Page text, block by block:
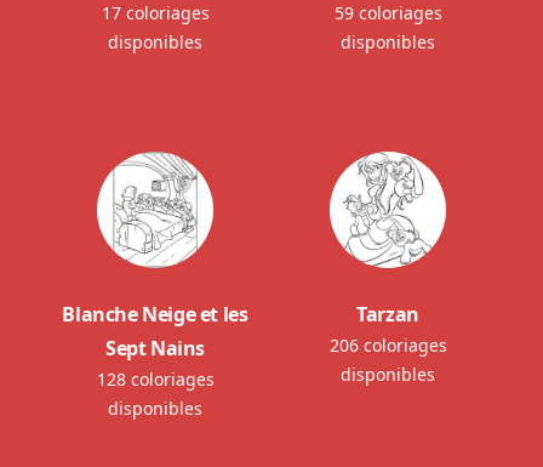
17 coloriages
disponibles
59 coloriages
disponibles
Blanche Neige et les
Sept Nains
128 coloriages
disponibles
Tarzan
206 coloriages
disponibles